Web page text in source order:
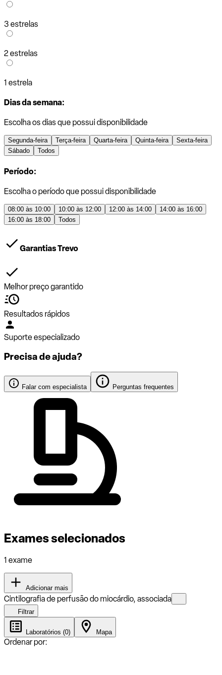
3 estrelas
2 estrelas
1 estrela
Dias da semana:
Escolha os dias que possui disponibilidade
Segunda-feira Terça-feira Quarta-feira Quinta-feira
Sexta-feira
Sábado
Todos
Período:
Escolha o período que possui disponibilidade
08:00 às 10:00 10:00 às 12:00 12:00 às 14:00
14:00 às 16:00
16:00 às 18:00
Todos
Garantias Trevo
Melhor preço garantido
Resultados rápidos
Suporte especializado
Precisa de ajuda?
Falar com especialista Perguntas frequentes
Exames selecionados
1 exame
Adicionar mais
Cintilografia de perfusão do miocárdio, associada
Filtrar
Laboratórios (0) Mapa
Ordenar por: